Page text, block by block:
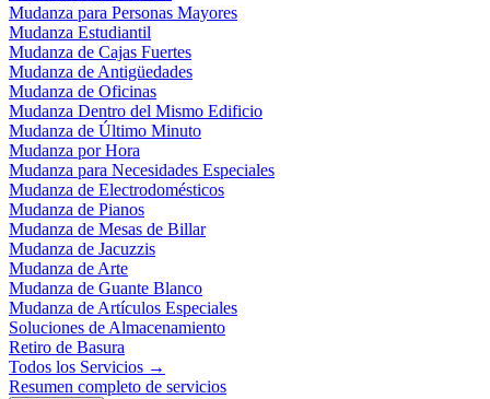
Mudanza para Personas Mayores
Mudanza Estudiantil
Mudanza de Cajas Fuertes
Mudanza de Antigüedades
Mudanza de Oficinas
Mudanza Dentro del Mismo Edificio
Mudanza de Último Minuto
Mudanza por Hora
Mudanza para Necesidades Especiales
Mudanza de Electrodomésticos
Mudanza de Pianos
Mudanza de Mesas de Billar
Mudanza de Jacuzzis
Mudanza de Arte
Mudanza de Guante Blanco
Mudanza de Artículos Especiales
Soluciones de Almacenamiento
Retiro de Basura
Todos los Servicios →
Resumen completo de servicios